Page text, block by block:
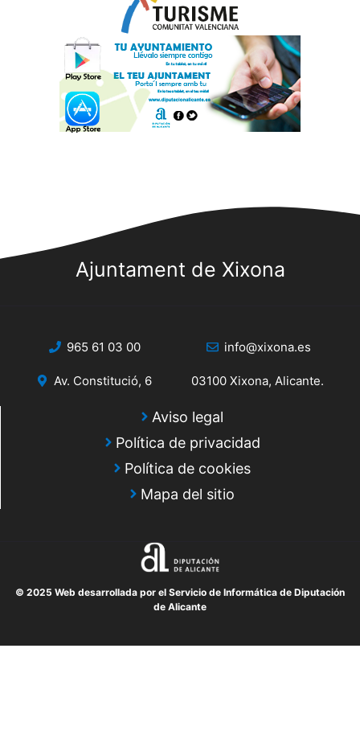
Ajuntament de Xixona
965 61 03 00 info@xixona.es
Av. Constitució, 6 03100 Xixona, Alicante.
Aviso legal
Política de privacidad
Política de cookies
Mapa del sitio
© 2025 Web desarrollada por el Servicio de Informática de Diputación
de Alicante